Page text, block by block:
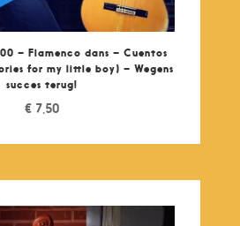
– Flamenco dans – Cuentos
for my little boy) – Wegens
succes terug!
€ 7,50